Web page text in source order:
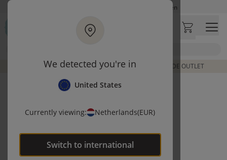
We detected you're in
United States
Currently viewing: Netherlands(EUR)
Switch to international
Ga naar hoofdinhoudOp werkdagen besteld, zelfde dag verzonden
Let op: vertraging bij PostNL. Levering duurt mogelijk langer
Bezoek onze concept store
DE LAATSTE ITEMS UIT VORIGE COLLECTIES | SHOP DE OUTLET